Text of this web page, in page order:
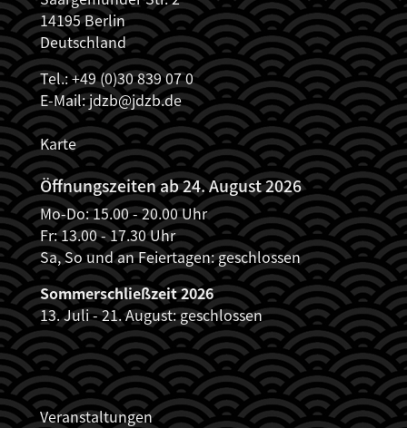
14195 Berlin
Deutschland
Tel.: +49 (0)30 839 07 0
E-Mail:jdzb@jdzb.de
Karte
Öffnungszeiten ab 24. August 2026
Mo-Do: 15.00 - 20.00 Uhr
Fr: 13.00 - 17.30 Uhr
Sa, So und an Feiertagen: geschlossen
Sommerschließzeit 2026
13. Juli - 21. August: geschlossen
JDZB_FUSSZEILENMENÜ
Veranstaltungen